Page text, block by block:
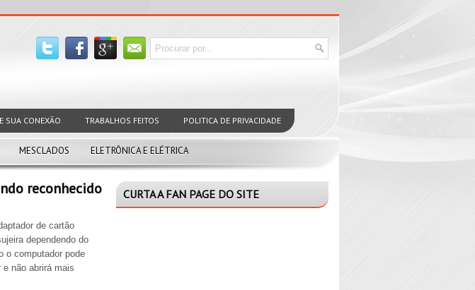
SUA CONEXÃO TRABALHOS FEITOS POLITICA DE PRIVACIDADE
MESCLADOS ELETRÔNICA E ELÉTRICA
reconhecido
de cartão
dependendo do
o computador pode
e não abrirá mais
CURTA A FAN PAGE DO SITE